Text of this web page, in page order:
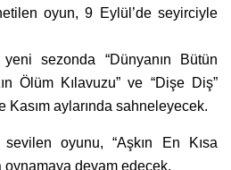
oyun, 9 Eylül’de seyirciyle
sezonda “Dünyanın Bütün
Ölüm Kılavuzu” ve “Dişe Diş”
Kasım aylarında sahneleyecek.
oyunu, “Aşkın En Kısa
oynamaya devam edecek.